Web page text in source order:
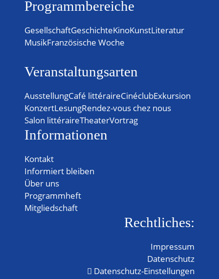
Programmbereiche
GesellschaftGeschichteKinoKunstLiteratur
MusikFranzösische Woche
Veranstaltungsarten
AusstellungCafé littéraireCinéclubExkursion
KonzertLesungRendez-vous chez nous
Salon littéraireTheaterVortrag
Informationen
Kontakt
Informiert bleiben
Über uns
Programmheft
Mitgliedschaft
Rechtliches:
Impressum
Datenschutz
Datenschutz-Einstellungen